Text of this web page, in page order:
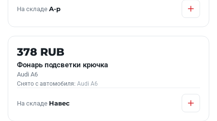
На складе А-р
Б/У В НАЛИЧИИ
378 RUB
Фонарь подсветки крючка
Audi A6
Снято с автомобиля: Audi A6
На складе Навес